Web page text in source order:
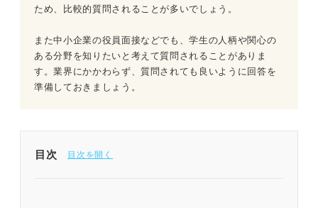
ため、比較的質問されることが多いでしょう。
また中小企業の役員面接などでも、学生の人柄や関心の
ある分野を知りたいと考えて質問されることがありま
す。業界にかかわらず、質問されても良いように回答を
準備しておきましょう。
目次